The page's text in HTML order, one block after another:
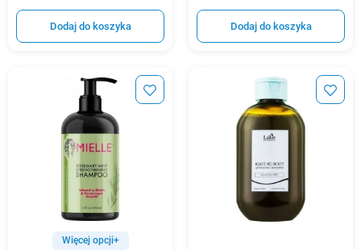
Dodaj do koszyka Dodaj do koszyka
Więcej opcji+